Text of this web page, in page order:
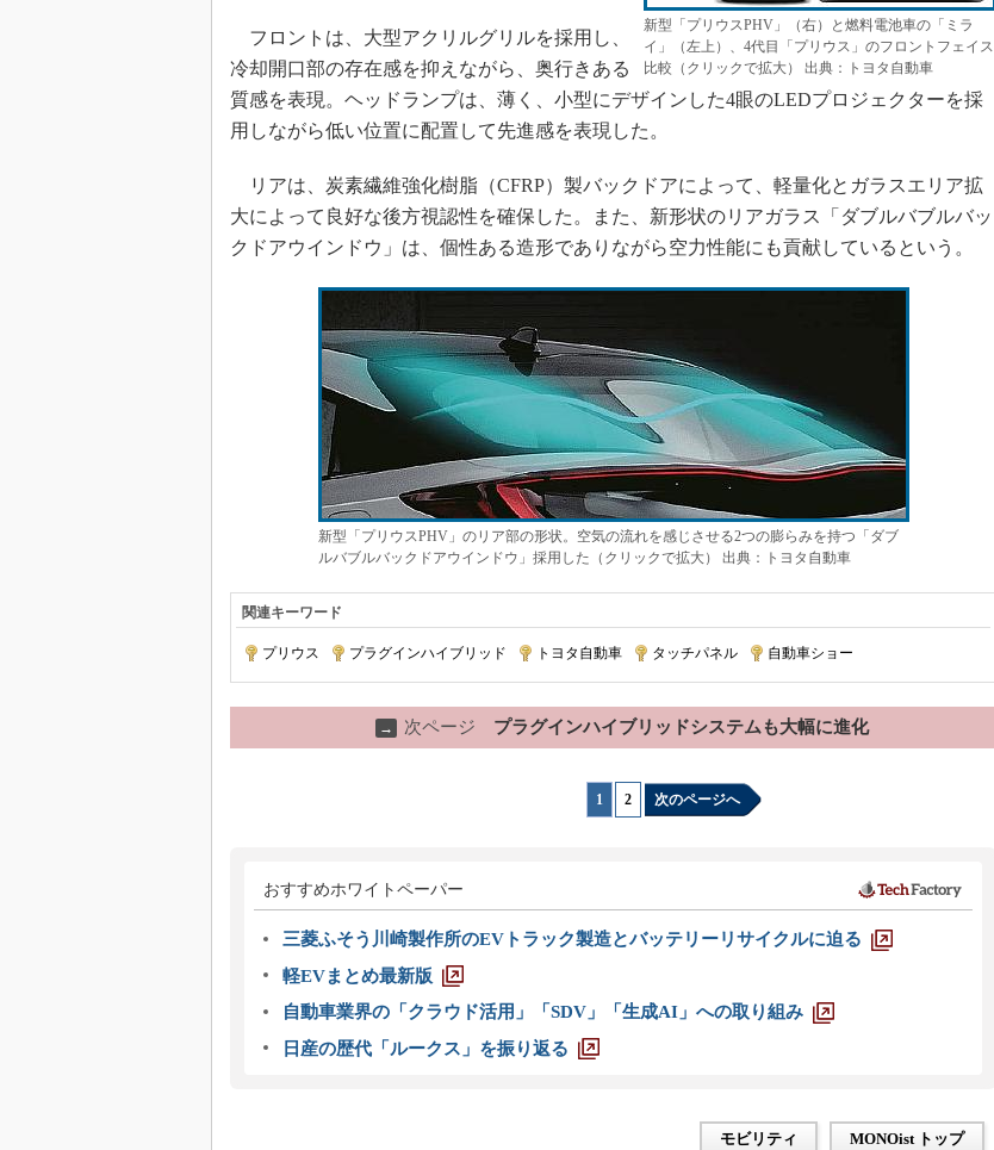
新型「プリウスPHV」（右）と燃料電池車の「ミラ
イ」（左上）、4代目「プリウス」のフロントフェイス
比較（クリックで拡大） 出典：トヨタ自動車
フロントは、大型アクリルグリルを採用し、
冷却開口部の存在感を抑えながら、奥行きある
質感を表現。ヘッドランプは、薄く、小型にデザインした4眼のLEDプロジェクターを採
用しながら低い位置に配置して先進感を表現した。
リアは、炭素繊維強化樹脂（CFRP）製バックドアによって、軽量化とガラスエリア拡
大によって良好な後方視認性を確保した。また、新形状のリアガラス「ダブルバブルバッ
クドアウインドウ」は、個性ある造形でありながら空力性能にも貢献しているという。
新型「プリウスPHV」のリア部の形状。空気の流れを感じさせる2つの膨らみを持つ「ダブ
ルバブルバックドアウインドウ」採用した（クリックで拡大） 出典：トヨタ自動車
関連キーワード
プリウス プラグインハイブリッド トヨタ自動車 タッチパネル 自動車ショー
→ 次ページ プラグインハイブリッドシステムも大幅に進化
1 2 次のページへ
おすすめホワイトペーパー
三菱ふそう川崎製作所のEVトラック製造とバッテリーリサイクルに迫る
軽EVまとめ最新版
自動車業界の「クラウド活用」「SDV」「生成AI」への取り組み
日産の歴代「ルークス」を振り返る
モビリティ MONOist トップ